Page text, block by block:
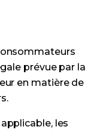
prévue par la
en matière de
les